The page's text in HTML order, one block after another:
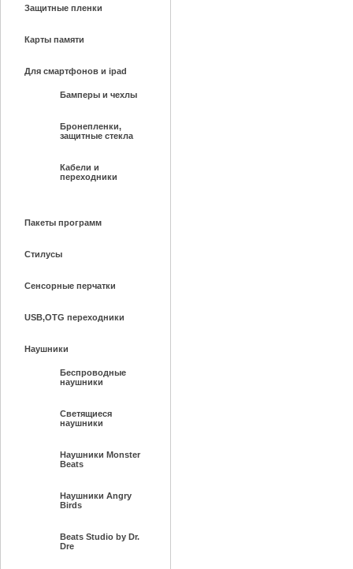
Защитные пленки
Карты памяти
Для смартфонов и ipad
Бамперы и чехлы
Бронепленки,
защитные стекла
Кабели и
переходники
Пакеты программ
Стилусы
Сенсорные перчатки
USB,OTG переходники
Наушники
Беспроводные
наушники
Светящиеся
наушники
Наушники Monster
Beats
Наушники Angry
Birds
Beats Studio by Dr.
Dre